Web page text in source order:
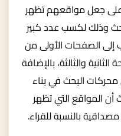
جعل مواقعهم تظهر
وذلك لكسب عدد كبير
إلى الصفحات الأولى من
والثالثة، بالإضافة
البحث في بناء
أن المواقع التي تظهر
بالنسبة للقراء.